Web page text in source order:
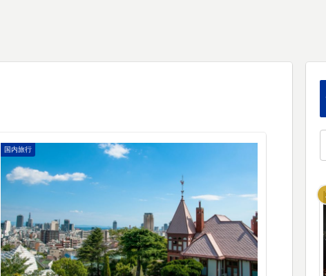
国内旅行